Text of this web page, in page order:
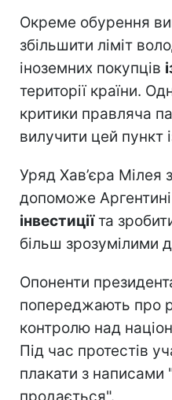
Окреме обурення
збільшити ліміт
іноземних покупців
території країни.
критики правляча
вилучити цей пункт
Уряд Хав’єра
допоможе Аргентині
інвестиціїта
більш зрозумілими
Опоненти
попереджають про
контролю над
Під час протестів
плакати з написами
продається".